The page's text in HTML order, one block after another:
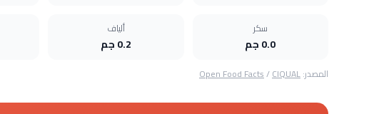
سكر
0.0 جم
ألياف
0.2 جم
المصدر: Open Food Facts/CIQUAL